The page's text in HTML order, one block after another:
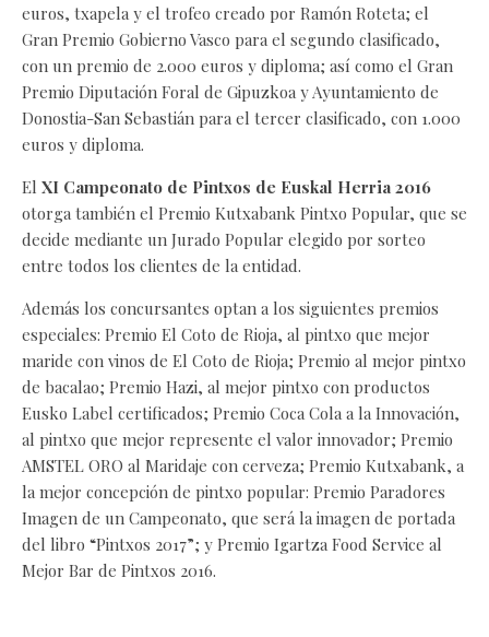
euros, txapela y el trofeo creado por Ramón Roteta; el
Gran Premio Gobierno Vasco para el segundo clasificado,
con un premio de 2.000 euros y diploma; así como el Gran
Premio Diputación Foral de Gipuzkoa y Ayuntamiento de
Donostia-San Sebastián para el tercer clasificado, con 1.000
euros y diploma.
El XI Campeonato de Pintxos de Euskal Herria 2016
otorga también el Premio Kutxabank Pintxo Popular, que se
decide mediante un Jurado Popular elegido por sorteo
entre todos los clientes de la entidad.
Además los concursantes optan a los siguientes premios
especiales: Premio El Coto de Rioja, al pintxo que mejor
maride con vinos de El Coto de Rioja; Premio al mejor pintxo
de bacalao; Premio Hazi, al mejor pintxo con productos
Eusko Label certificados; Premio Coca Cola a la Innovación,
al pintxo que mejor represente el valor innovador; Premio
AMSTEL ORO al Maridaje con cerveza; Premio Kutxabank, a
la mejor concepción de pintxo popular: Premio Paradores
Imagen de un Campeonato, que será la imagen de portada
del libro “Pintxos 2017”; y Premio Igartza Food Service al
Mejor Bar de Pintxos 2016.